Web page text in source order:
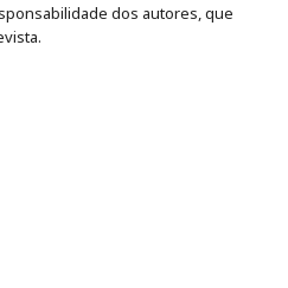
dos autores, que